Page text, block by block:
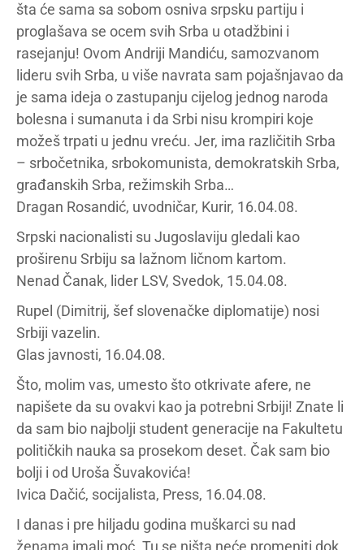
šta će sama sa sobom osniva srpsku partiju i
proglašava se ocem svih Srba u otadžbini i
rasejanju! Ovom Andriji Mandiću, samozvanom
lideru svih Srba, u više navrata sam pojašnjavao da
je sama ideja o zastupanju cijelog jednog naroda
bolesna i sumanuta i da Srbi nisu krompiri koje
možeš trpati u jednu vreću. Jer, ima različitih Srba
– srbočetnika, srbokomunista, demokratskih Srba,
građanskih Srba, režimskih Srba…
Dragan Rosandić, uvodničar, Kurir, 16.04.08.
Srpski nacionalisti su Jugoslaviju gledali kao
proširenu Srbiju sa lažnom ličnom kartom.
Nenad Čanak, lider LSV, Svedok, 15.04.08.
Rupel (Dimitrij, šef slovenačke diplomatije) nosi
Srbiji vazelin.
Glas javnosti, 16.04.08.
Što, molim vas, umesto što otkrivate afere, ne
napišete da su ovakvi kao ja potrebni Srbiji! Znate li
da sam bio najbolji student generacije na Fakultetu
političkih nauka sa prosekom deset. Čak sam bio
bolji i od Uroša Šuvakovića!
Ivica Dačić, socijalista, Press, 16.04.08.
I danas i pre hiljadu godina muškarci su nad
ženama imali moć. Tu se ništa neće promeniti dok